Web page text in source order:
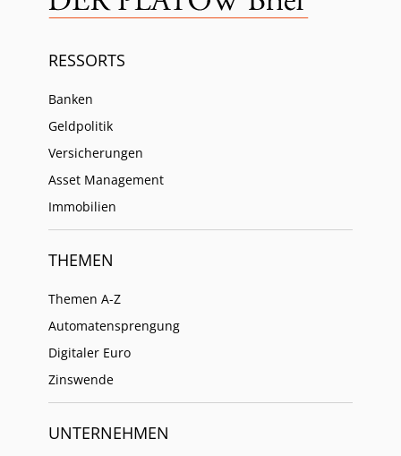
RESSORTS
Banken
Geldpolitik
Versicherungen
Asset Management
Immobilien
THEMEN
Themen A-Z
Automatensprengung
Digitaler Euro
Zinswende
UNTERNEHMEN